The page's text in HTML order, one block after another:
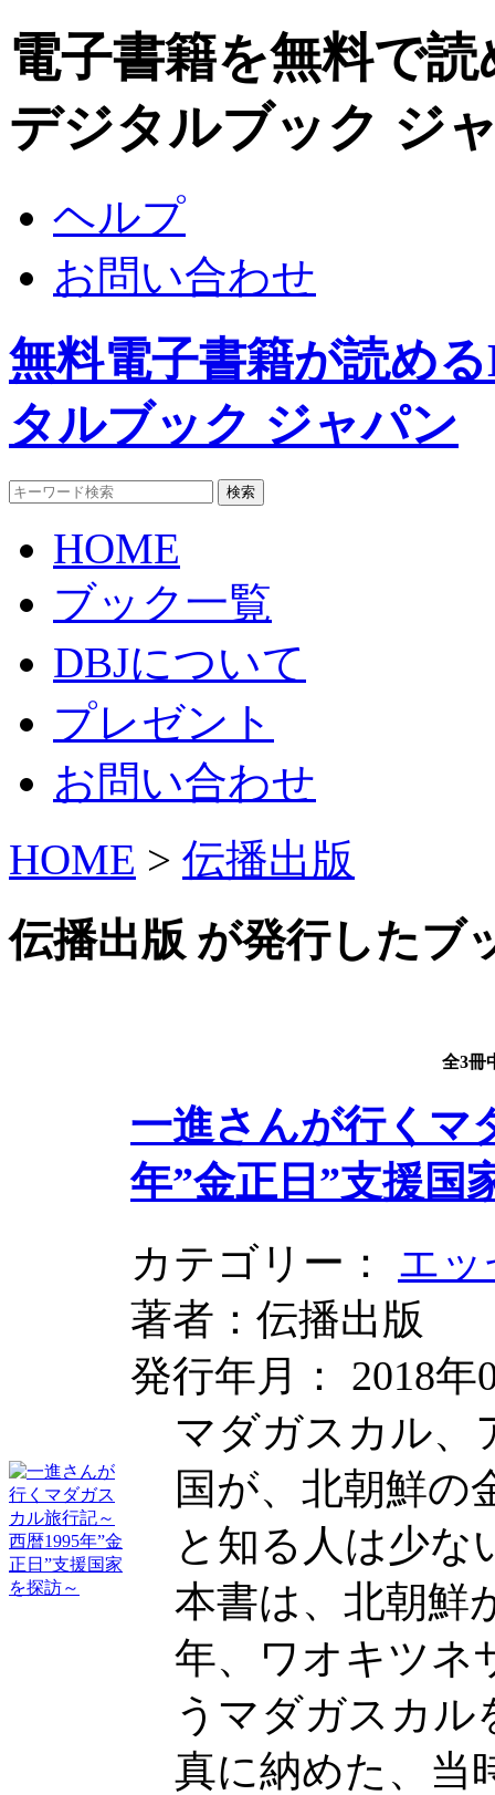
電子書籍を無料で
デジタルブック ジ
ヘルプ
お問い合わせ
無料電子書籍が読め
タルブック ジャパン
HOME
ブック一覧
DBJについて
プレゼント
お問い合わせ
HOME > 伝播出版
伝播出版 が発行したブ
全3冊
一進さんが行くマ
年”金正日”支援国
カテゴリー： エ
著者：伝播出版
発行年月： 2018年
マダガスカル、
国が、北朝鮮の
と知る人は少な
本書は、北朝鮮
年、ワオキツネ
うマダガスカル
真に納めた、当